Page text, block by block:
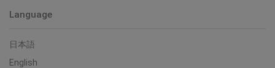
Language
日本語
English